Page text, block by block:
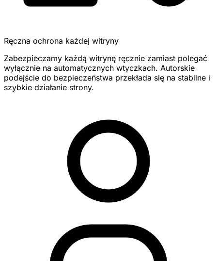
Ręczna ochrona każdej witryny
Zabezpieczamy każdą witrynę ręcznie zamiast polegać
wyłącznie na automatycznych wtyczkach. Autorskie
podejście do bezpieczeństwa przekłada się na stabilne i
szybkie działanie strony.